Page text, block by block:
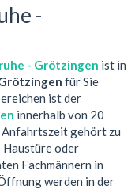
-
- Grötzingen ist in
für Sie
ist der
innerhalb von 20
gehört zu
Haustüre oder
Fachmännern in
werden in der